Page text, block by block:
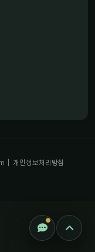
개인정보처리방침